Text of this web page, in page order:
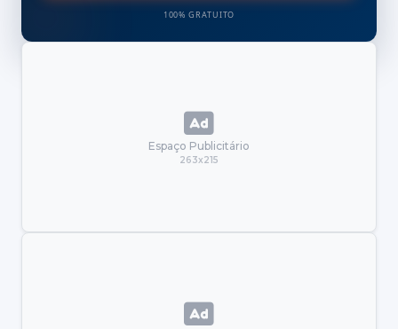
100% GRATUITO
Espaço Publicitário
263x215